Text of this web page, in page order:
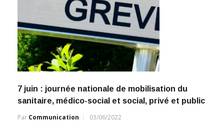
7 juin : journée nationale de mobilisation du
sanitaire, médico-social et social, privé et public
Par Communication 03/06/2022